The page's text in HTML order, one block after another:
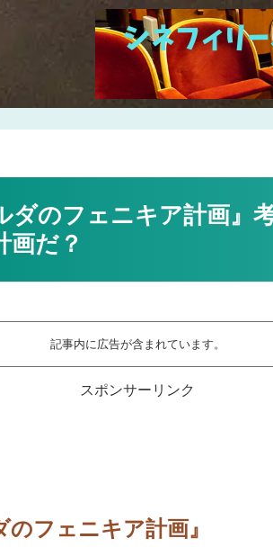
ダのフェニキア計画』
画だ？
記事内に広告が含まれています。
スポンサーリンク
のフェニキア計画』